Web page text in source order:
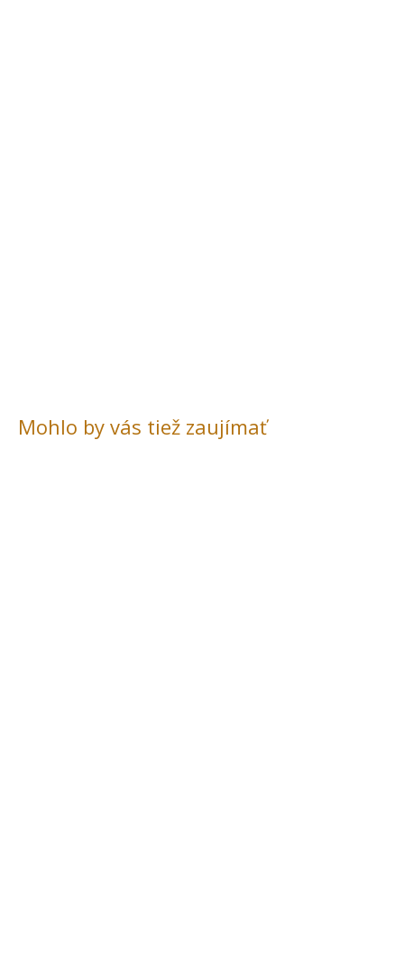
Mohlo by vás tiež zaujímať